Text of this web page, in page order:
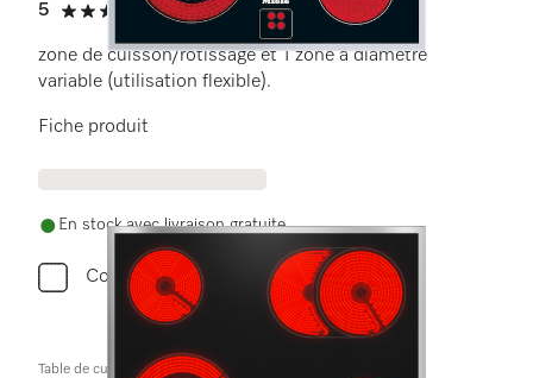
5
5 étoiles sur 5
(3 critiques)
zone de cuisson/rôtissage et 1 zone à diamètre
variable (utilisation flexible).
Fiche produit
En stock avec livraison gratuite
Comparer
Table de cuisson vitrocéramique